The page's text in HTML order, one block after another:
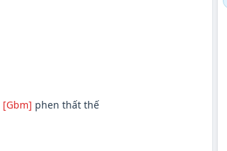
[Gbm] phen thất thế